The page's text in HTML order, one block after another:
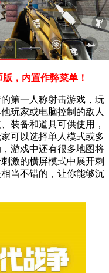
，内置作弊菜单！
第一人称射击游戏，玩
玩家或电脑控制的敌人
装备和道具可供使用，
可以选择单人模式或多
游戏中还有很多地图将
激的横屏模式中展开刺
当不错的，让你能够沉